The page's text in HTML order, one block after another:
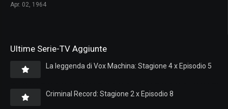
Apr. 02, 1964
Ultime Serie-TV Aggiunte
La leggenda di Vox Machina: Stagione 4 x Episodio 5
Criminal Record: Stagione 2 x Episodio 8